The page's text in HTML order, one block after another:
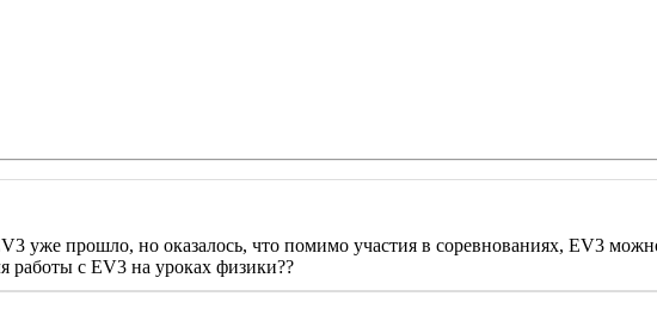
уже прошло, но оказалось, что помимо участия в соревнованиях, EV3
работы с EV3 на уроках физики??